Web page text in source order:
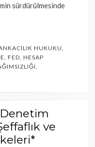
sürdürülmesinde
HUKUKU
FED HESAP
Denetim
ve